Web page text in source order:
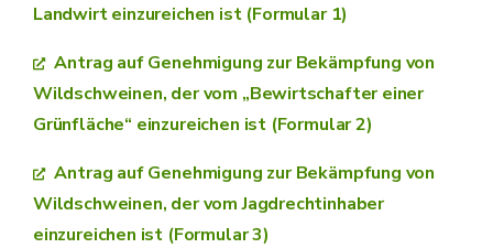
Landwirt einzureichen ist (Formular 1)
Antrag auf Genehmigung zur Bekämpfung von
Wildschweinen, der vom „Bewirtschafter einer
Grünfläche“ einzureichen ist (Formular 2)
Antrag auf Genehmigung zur Bekämpfung von
Wildschweinen, der vom Jagdrechtinhaber
einzureichen ist (Formular 3)